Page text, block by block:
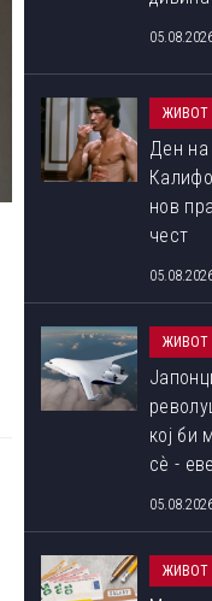
ЖИВОТ
Ден
нов
чест
ЖИВОТ
кој би
сѐ -
ЖИВОТ